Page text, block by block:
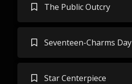
The Public Outcry
Seventeen-Charms Day
Star Centerpiece